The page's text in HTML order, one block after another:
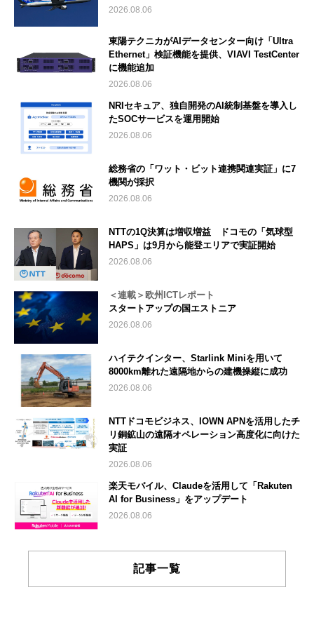
2026.08.06
東陽テクニカがAIデータセンター向け「Ultra
Ethernet」検証機能を提供、VIAVI TestCenter
に機能追加
2026.08.06
NRIセキュア、独自開発のAI統制基盤を導入し
たSOCサービスを運用開始
2026.08.06
総務省の「ワット・ビット連携関連実証」に7
機関が採択
2026.08.06
NTTの1Q決算は増収増益 ドコモの「気球型
HAPS」は9月から能登エリアで実証開始
2026.08.06
＜連載＞欧州ICTレポート
スタートアップの国エストニア
2026.08.06
ハイテクインター、Starlink Miniを用いて
8000km離れた遠隔地からの建機操縦に成功
2026.08.06
NTTドコモビジネス、IOWN APNを活用したチ
リ銅鉱山の遠隔オペレーション高度化に向けた
実証
2026.08.06
楽天モバイル、Claudeを活用して「Rakuten
AI for Business」をアップデート
2026.08.06
記事一覧